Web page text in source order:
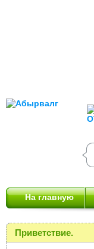
На главную
Приветствие.